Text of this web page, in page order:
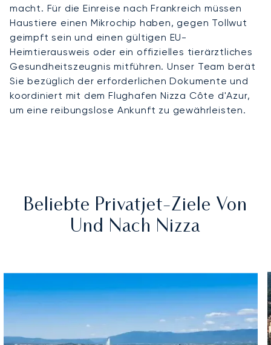
macht. Für die Einreise nach Frankreich müssen
Haustiere einen Mikrochip haben, gegen Tollwut
geimpft sein und einen gültigen EU-
Heimtierausweis oder ein offizielles tierärztliches
Gesundheitszeugnis mitführen. Unser Team berät
Sie bezüglich der erforderlichen Dokumente und
koordiniert mit dem Flughafen Nizza Côte d'Azur,
um eine reibungslose Ankunft zu gewährleisten.
Beliebte Privatjet-Ziele Von
Und Nach Nizza